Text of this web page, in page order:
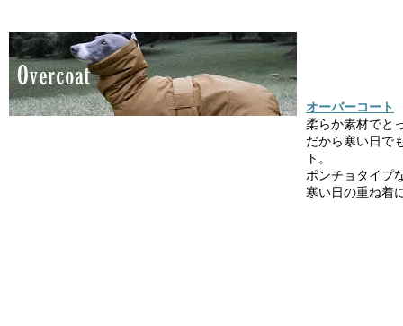
オーバーコート
柔らか素材でと
だから寒い日で
ト。
ポンチョタイプ
寒い日の重ね着